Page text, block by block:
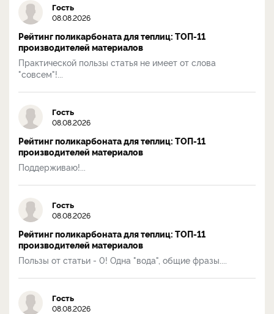
Гость
08.08.2026
Рейтинг поликарбоната для теплиц: ТОП-11
производителей материалов
Практической пользы статья не имеет от слова
"совсем"!...
Гость
08.08.2026
Рейтинг поликарбоната для теплиц: ТОП-11
производителей материалов
Поддерживаю!...
Гость
08.08.2026
Рейтинг поликарбоната для теплиц: ТОП-11
производителей материалов
Пользы от статьи - 0! Одна "вода", общие фразы....
Гость
08.08.2026